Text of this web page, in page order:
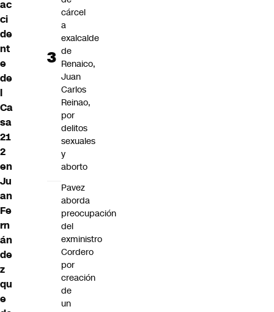
ac
ci
de
nt
e
de
l
Ca
sa
21
2
en
Ju
an
Fe
rn
án
de
z
qu
e
cárcel
a
exalcalde
de
Renaico,
Juan
Carlos
Reinao,
por
delitos
sexuales
y
aborto
Pavez
aborda
preocupación
del
exministro
Cordero
por
creación
de
un